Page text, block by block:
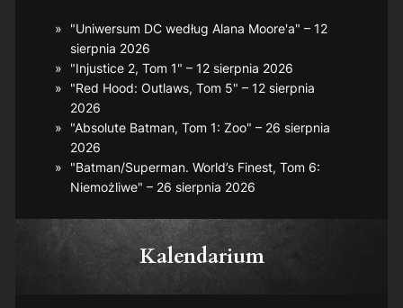
"Uniwersum DC według Alana Moore'a" – 12
sierpnia 2026
"Injustice 2, Tom 1" – 12 sierpnia 2026
"Red Hood: Outlaws, Tom 5" – 12 sierpnia
2026
"Absolute Batman, Tom 1: Zoo" – 26 sierpnia
2026
"Batman/Superman. World’s Finest, Tom 6:
Niemożliwe" – 26 sierpnia 2026
Kalendarium